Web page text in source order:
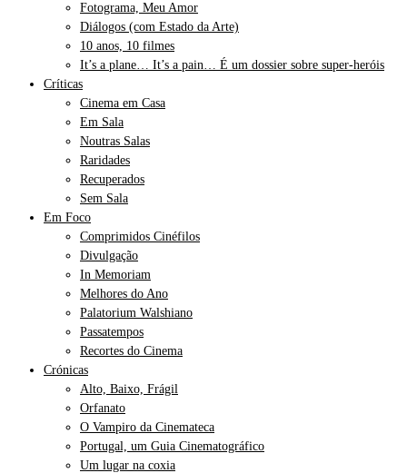
Fotograma, Meu Amor
Diálogos (com Estado da Arte)
10 anos, 10 filmes
It’s a plane… It’s a pain… É um dossier sobre super-heróis
Críticas
Cinema em Casa
Em Sala
Noutras Salas
Raridades
Recuperados
Sem Sala
Em Foco
Comprimidos Cinéfilos
Divulgação
In Memoriam
Melhores do Ano
Palatorium Walshiano
Passatempos
Recortes do Cinema
Crónicas
Alto, Baixo, Frágil
Orfanato
O Vampiro da Cinemateca
Portugal, um Guia Cinematográfico
Um lugar na coxia